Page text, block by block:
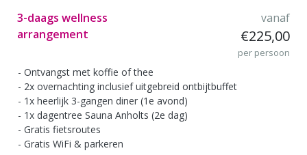
3-daags wellness
arrangement
vanaf
€225,00
per persoon
Ontvangst met koffie of thee
2x overnachting inclusief uitgebreid ontbijtbuffet
1x heerlijk 3-gangen diner (1e avond)
1x dagentree Sauna Anholts (2e dag)
Gratis fietsroutes
Gratis WiFi & parkeren